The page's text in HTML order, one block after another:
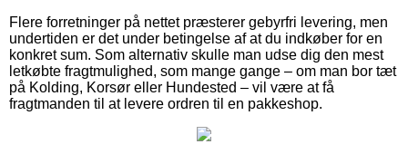
Flere forretninger på nettet præsterer gebyrfri levering, men
undertiden er det under betingelse af at du indkøber for en
konkret sum. Som alternativ skulle man udse dig den mest
letkøbte fragtmulighed, som mange gange – om man bor tæt
på Kolding, Korsør eller Hundested – vil være at få
fragtmanden til at levere ordren til en pakkeshop.